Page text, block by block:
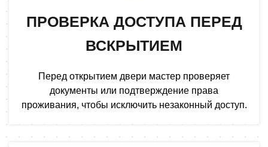
ПРОВЕРКА ДОСТУПА ПЕРЕД
ВСКРЫТИЕМ
Перед открытием двери мастер проверяет
документы или подтверждение права
проживания, чтобы исключить незаконный доступ.